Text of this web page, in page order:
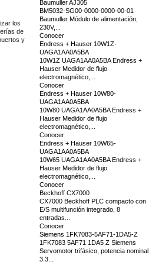
los
de
y
Baumuller AJ305
BM5032-SG00-0000-0000-00-01
Baumuller Módulo de alimentación,
230V,...
Conocer
Endress + Hauser 10W1Z-
UAGA1AA0A5BA
10W1Z UAGA1AA0A5BA Endress +
Hauser Medidor de flujo
electromagnético,...
Conocer
Endress + Hauser 10W80-
UAGA1AA0A5BA
10W80 UAGA1AA0A5BA Endress +
Hauser Medidor de flujo
electromagnético,...
Conocer
Endress + Hauser 10W65-
UAGA1AA0A5BA
10W65 UAGA1AA0A5BA Endress +
Hauser Medidor de flujo
electromagnético,...
Conocer
Beckhoff CX7000
CX7000 Beckhoff PLC compacto con
E/S multifunción integrado, 8
entradas...
Conocer
Siemens 1FK7083-5AF71-1DA5-Z
1FK7083 5AF71 1DA5 Z Siemens
Servomotor trifásico, potencia nominal
3.3...